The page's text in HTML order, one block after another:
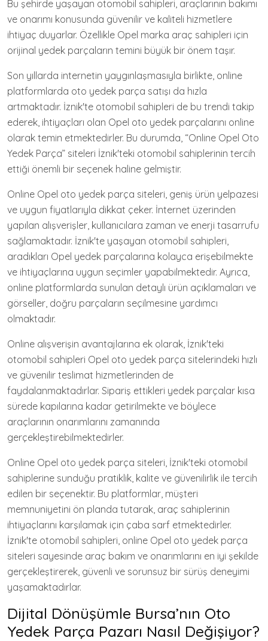
Bu şehirde yaşayan otomobil sahipleri, araçlarının bakımı
ve onarımı konusunda güvenilir ve kaliteli hizmetlere
ihtiyaç duyarlar. Özellikle Opel marka araç sahipleri için
orijinal yedek parçaların temini büyük bir önem taşır.
Son yıllarda internetin yaygınlaşmasıyla birlikte, online
platformlarda oto yedek parça satışı da hızla
artmaktadır. İznik'te otomobil sahipleri de bu trendi takip
ederek, ihtiyaçları olan Opel oto yedek parçalarını online
olarak temin etmektedirler. Bu durumda, “Online Opel Oto
Yedek Parça” siteleri İznik'teki otomobil sahiplerinin tercih
ettiği önemli bir seçenek haline gelmiştir.
Online Opel oto yedek parça siteleri, geniş ürün yelpazesi
ve uygun fiyatlarıyla dikkat çeker. İnternet üzerinden
yapılan alışverişler, kullanıcılara zaman ve enerji tasarrufu
sağlamaktadır. İznik'te yaşayan otomobil sahipleri,
aradıkları Opel yedek parçalarına kolayca erişebilmekte
ve ihtiyaçlarına uygun seçimler yapabilmektedir. Ayrıca,
online platformlarda sunulan detaylı ürün açıklamaları ve
görseller, doğru parçaların seçilmesine yardımcı
olmaktadır.
Online alışverişin avantajlarına ek olarak, İznik'teki
otomobil sahipleri Opel oto yedek parça sitelerindeki hızlı
ve güvenilir teslimat hizmetlerinden de
faydalanmaktadırlar. Sipariş ettikleri yedek parçalar kısa
sürede kapılarına kadar getirilmekte ve böylece
araçlarının onarımlarını zamanında
gerçekleştirebilmektedirler.
Online Opel oto yedek parça siteleri, İznik'teki otomobil
sahiplerine sunduğu pratiklik, kalite ve güvenilirlik ile tercih
edilen bir seçenektir. Bu platformlar, müşteri
memnuniyetini ön planda tutarak, araç sahiplerinin
ihtiyaçlarını karşılamak için çaba sarf etmektedirler.
İznik'te otomobil sahipleri, online Opel oto yedek parça
siteleri sayesinde araç bakım ve onarımlarını en iyi şekilde
gerçekleştirerek, güvenli ve sorunsuz bir sürüş deneyimi
yaşamaktadırlar.
Dijital Dönüşümle Bursa’nın Oto
Yedek Parça Pazarı Nasıl Değişiyor?